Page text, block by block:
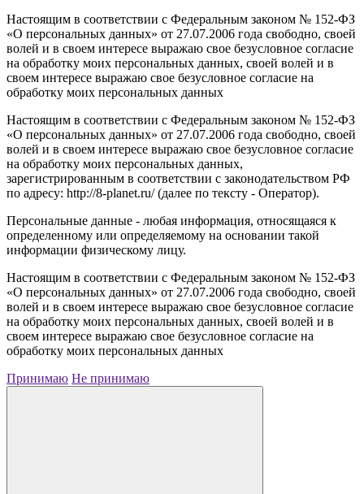
Настоящим в соответствии с Федеральным законом № 152-ФЗ
«О персональных данных» от 27.07.2006 года свободно, своей
волей и в своем интересе выражаю свое безусловное согласие
на обработку моих персональных данных, своей волей и в
своем интересе выражаю свое безусловное согласие на
обработку моих персональных данных
Настоящим в соответствии с Федеральным законом № 152-ФЗ
«О персональных данных» от 27.07.2006 года свободно, своей
волей и в своем интересе выражаю свое безусловное согласие
на обработку моих персональных данных,
зарегистрированным в соответствии с законодательством РФ
по адресу: http://8-planet.ru/ (далее по тексту - Оператор).
Персональные данные - любая информация, относящаяся к
определенному или определяемому на основании такой
информации физическому лицу.
Настоящим в соответствии с Федеральным законом № 152-ФЗ
«О персональных данных» от 27.07.2006 года свободно, своей
волей и в своем интересе выражаю свое безусловное согласие
на обработку моих персональных данных, своей волей и в
своем интересе выражаю свое безусловное согласие на
обработку моих персональных данных
Принимаю Не принимаю